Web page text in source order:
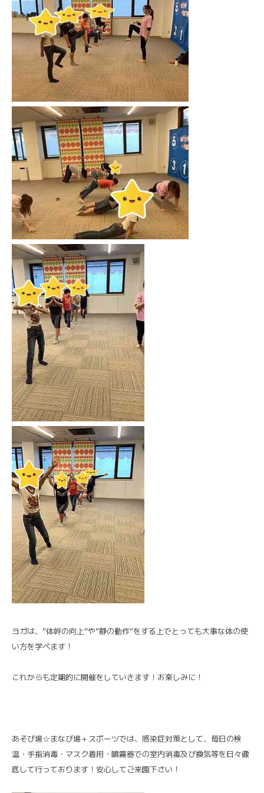
ヨガは、”体幹の向上”や”静の動作”をする上でとっても大事な体の使
い方を学べます！
これからも定期的に開催をしていきます！お楽しみに！
あそび場☆まなび場＋スポーツでは、感染症対策として、毎日の検
温・手指消毒・マスク着用・噴霧器での室内消毒及び換気等を日々徹
底して行っております！安心してご来園下さい！